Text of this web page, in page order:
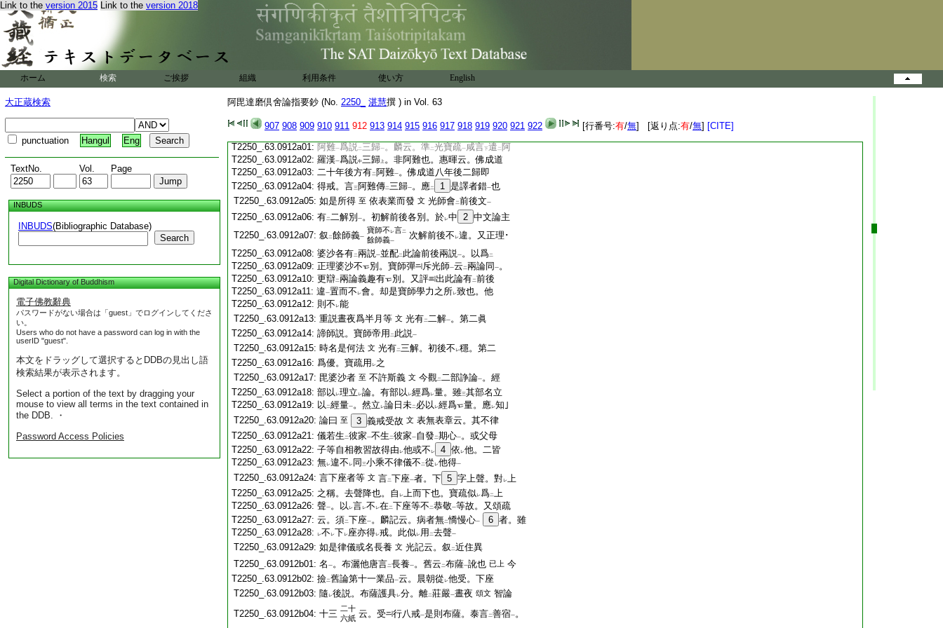
Link to the version 2015 Link to the version 2018
ホーム 検索 ご挨拶 組織 利用条件 使い方 English
大正蔵検索
punctuation Hangul Eng
TextNo. Vol. Page
INBUDS
INBUDS(Bibliographic Database)
Search
Digital Dictionary of Buddhism
電子佛教辭典
パスワードがない場合は「guest」でログインしてくださ
い。
Users who do not have a password can log in with the
userID "guest".
本文をドラッグして選択するとDDBの見出し語
検索結果が表示されます。
Select a portion of the text by dragging your
mouse to view all terms in the text contained in
the DDB. ・
Password Access Policies
阿毘達磨倶舍論指要鈔 (No. 2250_ 湛慧撰 ) in Vol. 63
907 908 909 910 911 912 913 914 915 916 917 918 919 920 921 922 [行番号:有/無] [返り点:有/無] [CITE]
T2250_.63.0911c19:レ佛出家一遂亦出家。聞二三歸一時即得二具戒
T2250_.63.0911c20: 記云。謂六十賢人共爲 部集
。惠暉云。謂六十
T2250_.63.0911c21:賢衆部共集受戒也。有釋。六十人共爲
T2250_.63.0911c22:
衆首名 賢也。今謂。麟釋部集
非也。惠暉爲
正。濟縁賢部未詳者。賢部易 レ解。何爲 二未詳一。
T2250_.63.0911c24:四分受戒犍度云。佛先度 五人 共佛爲 六羅
T2250_.63.0911c25:漢 。次度 耶輸伽子 七。次度 耶輸伽同友
T2250_.63.0911c26: 四人 爲二十一一。次度 二 耶輸伽同友五十人
T2250_.63.0911c27: 六十一 。次度 如來同友五十人
T2250_.63.0911c28: 度 二那羅陀梵志爲 二百十二一 。故時世間有 二百
T2250_.63.0912a01: 阿難一爲説二 三歸一。麟云。準二光寶疏一咸言下遣 二 阿
T2250_.63.0912a02: 羅漢一爲説中三歸 上 。非阿難也。惠暉云。佛成道
T2250_.63.0912a03: 二十年後方有二 阿難一。佛成道八年後二歸即
T2250_.63.0912a04: 得戒。言三阿難傳二三歸一。應二 1 是譯者錯一也
T2250_.63.0912a05: 如是所得 至 依表業而發 文 光師會二前後文一
T2250_.63.0912a06: 有二二解別 一。初解前後各別。於レ中 2 中文論主
T2250_.63.0912a07: 叙 二餘師義一
寶師不 レ言二
餘師義一
次解前後不 レ違。又正理･
T2250_.63.0912a08: 婆沙各有二兩説一並配二 此論前後兩説一。以爲二
T2250_.63.0912a09: 正理婆沙不 別。寶師彈 斥光師一云 二兩論同 一。
T2250_.63.0912a10: 更辯二兩論義趣有 別。又評 出此論有二前後
T2250_.63.0912a11: 違一置而不 レ會。却是寶師學力之所レ致也。他
T2250_.63.0912a12: 則不 レ能
T2250_.63.0912a13: 重説晝夜爲半月等 文 光有二二解一。第二眞
T2250_.63.0912a14: 諦師説。寶師帝用 二 此説一
T2250_.63.0912a15: 時名是何法 文 光有二三解。初後不 レ穩。第二
T2250_.63.0912a16: 爲優。寶疏用 レ之
T2250_.63.0912a17: 毘婆沙者 至 不許斯義 文 今觀二二部諍論一。經
T2250_.63.0912a18: 部以 レ理立 レ論。有部以 レ經爲レ量。雖三其部名立
T2250_.63.0912a19: 以 二經量一。然立 レ論日未二 必以 レ經爲 量。應レ知｣
T2250_.63.0912a20: 論曰 至 3 義戒受故 文 表無表章云。其不律
T2250_.63.0912a21: 儀若生 二彼家一不生 二彼家一自發 二期心一。或父母
T2250_.63.0912a22: 子等自相教習故得由 レ他或不 レ 4 依 レ他。二皆
T2250_.63.0912a23: 無レ違不 レ 同 三小乘不律儀不 二從 レ他得一
T2250_.63.0912a24: 言下座者等 文 言二下座一者。下 5 字上聲。對レ上
T2250_.63.0912a25: 之稱。去聲降也。自 レ上而下也。寶疏似レ爲二上
T2250_.63.0912a26: 聲一。以 レ言レ不 レ在二下座等不 二恭敬一等故。又頌疏
T2250_.63.0912a27: 云。須二下座一。麟記云。病者無二憍慢心一 6 者。雖
T2250_.63.0912a28:
レ不 レ下レ座亦得レ戒。此似レ用 二去聲一
T2250_.63.0912a29: 如是律儀或名長養 文 光記云。叙 二近住異
T2250_.63.0912b01: 名 一。布灑他唐言二長養一。舊云 二布薩一訛也 已上 今
T2250_.63.0912b02: 撿二舊論第十一業品一云。晨朝從 レ他受。下座
T2250_.63.0912b03: 隨 レ後説。布薩護具レ分。離二莊嚴一晝夜 頌文 智論
T2250_.63.0912b04: 十三 二十
六紙 云。受 行八戒一是則布薩。泰言二善宿一。